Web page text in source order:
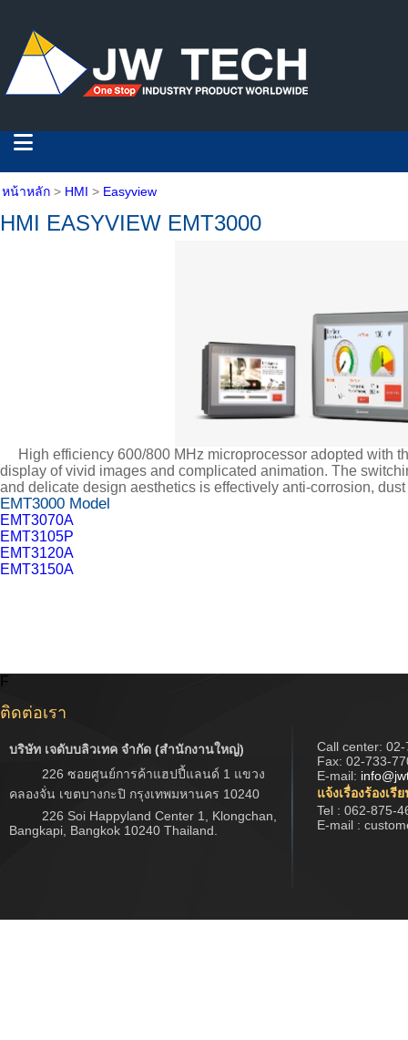
หน้าหลัก > HMI > Easyview
HMI EASYVIEW EMT3000
High efficiency 600/800 MHz microprocessor adopted with
display of vivid images and complicated animation. The
and delicate design aesthetics is effectively anti-corrosion,
EMT3000 Model
EMT3070A
EMT3105P
EMT3120A
EMT3150A
F
ติดต่อเรา
บริษัท เจดับบลิวเทค จำกัด (สำนักงานใหญ่)
226 ซอยศูนย์การค้าแฮปปี้แลนด์ 1 แขวง
คลองจั่น เขตบางกะปิ กรุงเทพมหานคร 10240
226 Soi Happyland Center 1, Klongchan,
Bangkapi, Bangkok 10240 Thailand.
Call center: 02-
Fax: 02-733-
E-mail:
แจ้งเรื่องร้องเรี
Tel : 062-875-
E-mail :